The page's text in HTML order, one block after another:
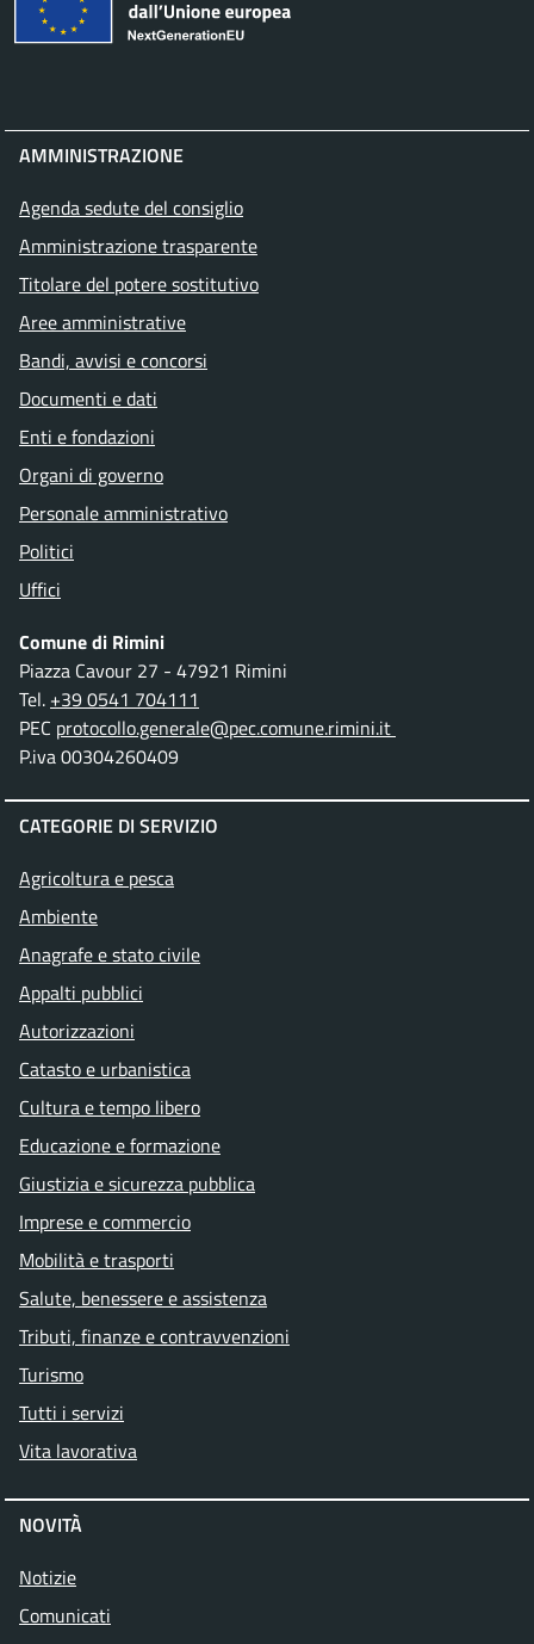
AMMINISTRAZIONE
Agenda sedute del consiglio
Amministrazione trasparente
Titolare del potere sostitutivo
Aree amministrative
Bandi, avvisi e concorsi
Documenti e dati
Enti e fondazioni
Organi di governo
Personale amministrativo
Politici
Uffici
Comune di Rimini
Piazza Cavour 27 - 47921 Rimini
Tel. +39 0541 704111
PEC protocollo.generale@pec.comune.rimini.it
P.iva 00304260409
CATEGORIE DI SERVIZIO
Agricoltura e pesca
Ambiente
Anagrafe e stato civile
Appalti pubblici
Autorizzazioni
Catasto e urbanistica
Cultura e tempo libero
Educazione e formazione
Giustizia e sicurezza pubblica
Imprese e commercio
Mobilità e trasporti
Salute, benessere e assistenza
Tributi, finanze e contravvenzioni
Turismo
Tutti i servizi
Vita lavorativa
NOVITÀ
Notizie
Comunicati